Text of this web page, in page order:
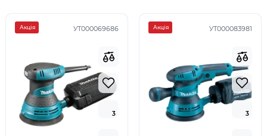
УТ000069686
Акція
3
3
УТ000083981
Акція
3
3